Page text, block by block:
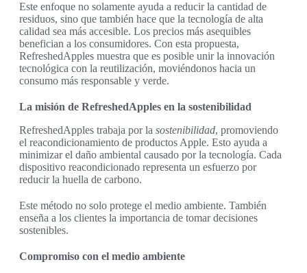
Este enfoque no solamente ayuda a reducir la cantidad de
residuos, sino que también hace que la tecnología de alta
calidad sea más accesible. Los precios más asequibles
benefician a los consumidores. Con esta propuesta,
RefreshedApples muestra que es posible unir la innovación
tecnológica con la reutilización, moviéndonos hacia un
consumo más responsable y verde.
La misión de RefreshedApples en la sostenibilidad
RefreshedApples trabaja por la sostenibilidad, promoviendo
el reacondicionamiento de productos Apple. Esto ayuda a
minimizar el daño ambiental causado por la tecnología. Cada
dispositivo reacondicionado representa un esfuerzo por
reducir la huella de carbono.
Este método no solo protege el medio ambiente. También
enseña a los clientes la importancia de tomar decisiones
sostenibles.
Compromiso con el medio ambiente